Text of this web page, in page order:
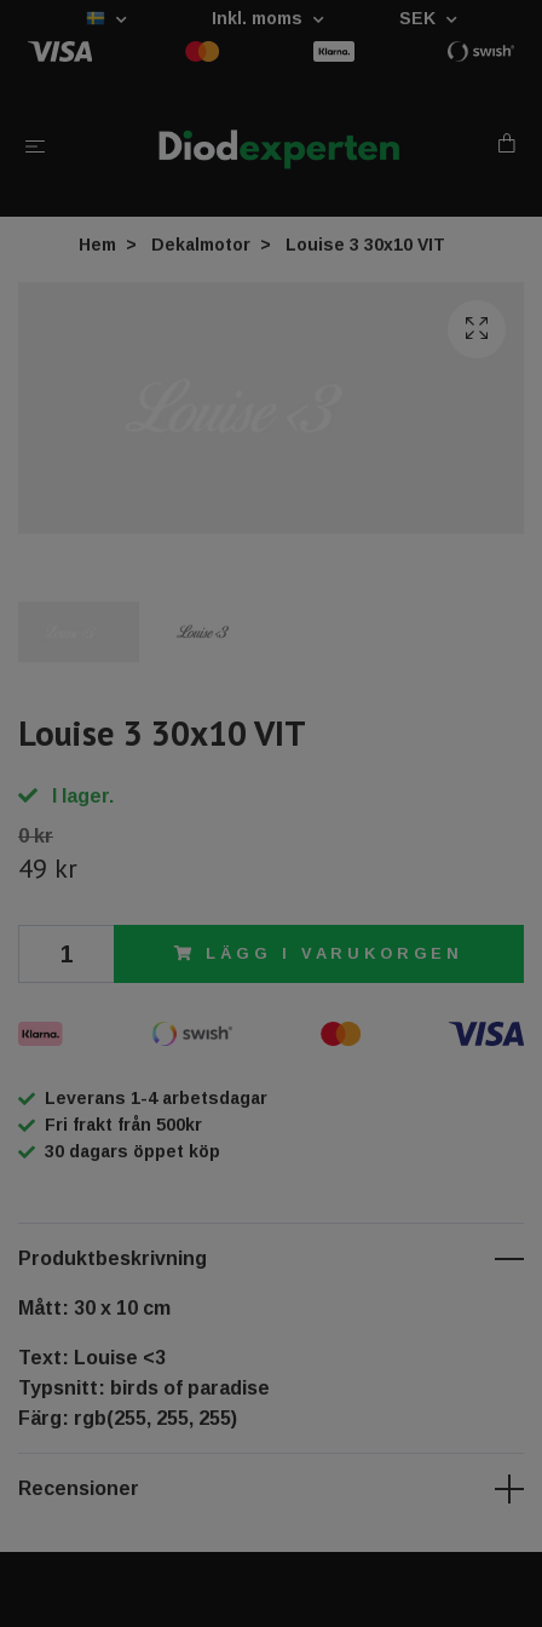
Inkl. moms SEK
Hem Dekalmotor Louise 3 30x10 VIT
Louise 3 30x10 VIT
I lager.
0 kr
49 kr
LÄGG I VARUKORGEN
Leverans 1-4 arbetsdagar
Fri frakt från 500kr
30 dagars öppet köp
Produktbeskrivning
Mått: 30 x 10 cm
Text: Louise <3
Typsnitt: birds of paradise
Färg: rgb(255, 255, 255)
Recensioner